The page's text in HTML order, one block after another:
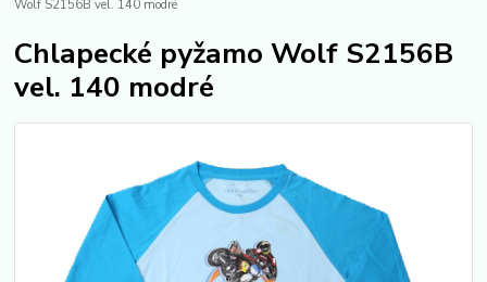
Wolf S2156B vel. 140 modré
Chlapecké pyžamo Wolf S2156B
vel. 140 modré